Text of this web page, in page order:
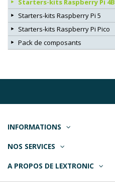
Starters-kits Raspberry Pi 4B
Starters-kits Raspberry Pi 5
Starters-kits Raspberry Pi Pico
Pack de composants
INFORMATIONS
NOS SERVICES
A PROPOS DE LEXTRONIC